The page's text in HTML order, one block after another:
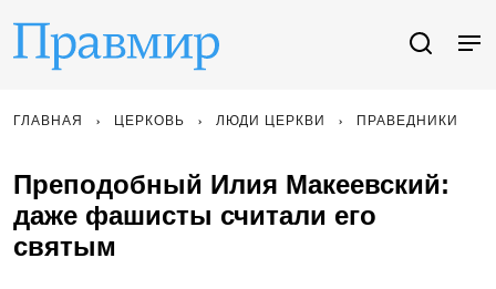
ГЛАВНАЯ ЦЕРКОВЬ ЛЮДИ ЦЕРКВИ ПРАВЕДНИКИ
Преподобный Илия Макеевский:
даже фашисты считали его
святым